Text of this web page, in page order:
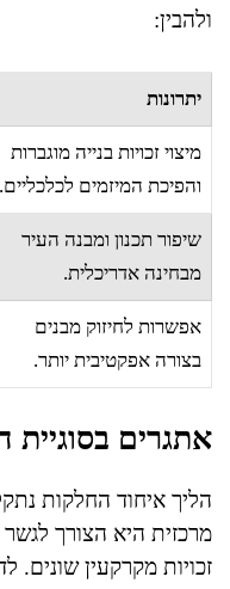
ולהבין:
יתרונות
מיצוי זכויות בנייה מוגברות
והפיכת המיזמים לכלכליים.
שיפור תכנון ומבנה העיר
מבחינה אדריכלית.
אפשרות לחיזוק מבנים
בצורה אפקטיבית יותר.
אתגרים בסוגיית
הליך איחוד החלקות
מרכזית היא הצורך
זכויות מקרקעין שונים.